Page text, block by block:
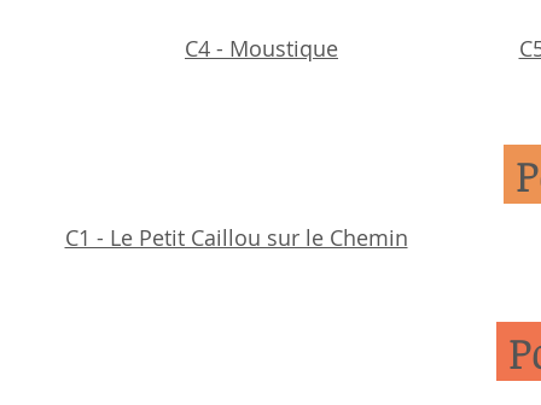
C4 - Moustique
C1 - Le Petit Caillou sur le Chemin